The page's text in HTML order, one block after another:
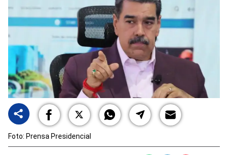
Foto: Prensa Presidencial